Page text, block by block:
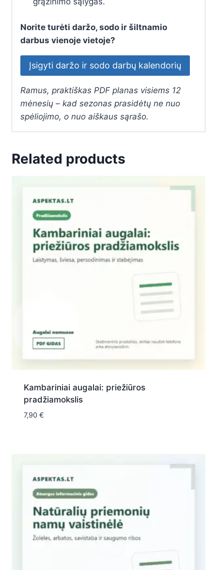
Norite turėti daržo, sodo ir šiltnamio
darbus vienoje vietoje?
Įsigyti daržo ir sodo darbų kalendorių
Ramus, praktiškas PDF planas visiems 12
mėnesių – kad sezonas prasidėtų ne nuo
spėliojimo, o nuo aiškaus sąrašo.
Related products
Kambariniai augalai: priežiūros
pradžiamokslis
7,90 €